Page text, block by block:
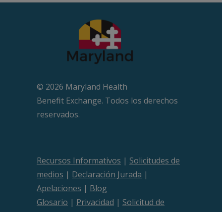
© 2026 Maryland Health
Beneﬁt Exchange. Todos los derechos
reservados.
Recursos Informativos | Solicitudes de
medios | Declaración Jurada |
Apelaciones | Blog
Glosario | Privacidad | Solicitud de